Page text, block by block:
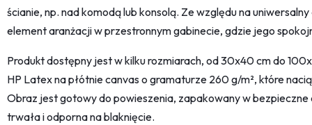
ścianie, np. nad komodą lub konsolą. Ze względu na
element aranżacji w przestronnym gabinecie, gdzie jego
Produkt dostępny jest w kilku rozmiarach, od 30x40 cm do
HP Latex na płótnie canvas o gramaturze 260 g/m², które
Obraz jest gotowy do powieszenia, zapakowany w
trwała i odporna na blaknięcie.